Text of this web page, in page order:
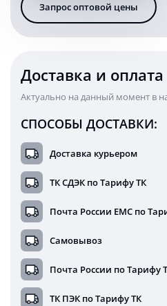
см
комбинированного
света
Запрос оптовой цены
Доставка и оплата
Актуально на данный момент в
СПОСОБЫ ДОСТАВКИ:
Доставка курьером
ТК СДЭК по Тарифу ТК
Почта России ЕМС по
Самовывоз
Почта России по Тарифу
ТК ПЭК по Тарифу ТК